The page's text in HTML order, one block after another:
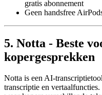
gratis abonnement
Geen handsfree
5. Notta - Beste
kopergesprekken
Notta is een AI-
transcriptie en